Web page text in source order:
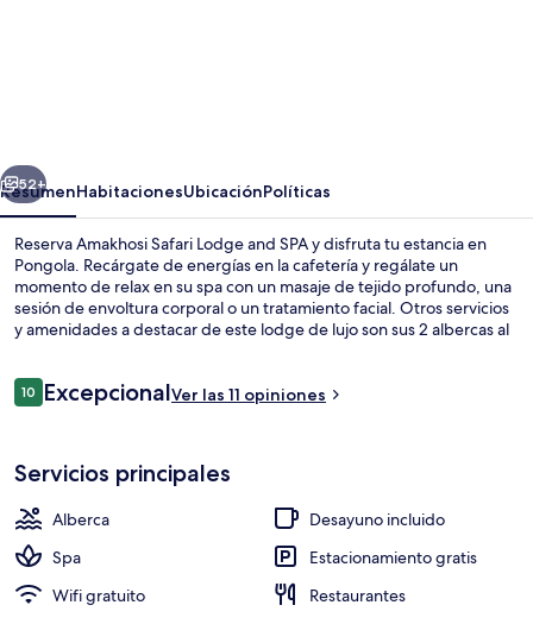
SPA
Siguiente
52+
ResumenHabitacionesUbicaciónPolíticas
Reserva Amakhosi Safari Lodge and SPA y disfruta tu estancia en
Pongola. Recárgate de energías en la cafetería y regálate un
momento de relax en su spa con un masaje de tejido profundo, una
sesión de envoltura corporal o un tratamiento facial. Otros servicios
y amenidades a destacar de este lodge de lujo son sus 2 albercas al
Opiniones
1010 de 10,
ExcepcionalVer las 11 opiniones
Servicios principales
Alberca
Desayuno incluido
Spa
Estacionamiento gratis
Wifi gratuito
Restaurantes